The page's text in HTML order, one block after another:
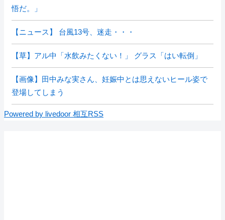
悟だ。」
【ニュース】 台風13号、迷走・・・
【草】アル中「水飲みたくない！」 グラス「はい転倒」
【画像】田中みな実さん、妊娠中とは思えないヒール姿で
登場してしまう
Powered by livedoor 相互RSS